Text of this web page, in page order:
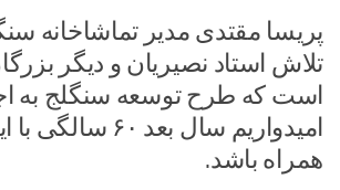
پریسا مقتدی مدیر تماشاخانه
تلاش استاد نصیریان و دیگر
است که طرح توسعه سنگلج به
امیدواریم سال بعد ۶۰
همراه باشد.